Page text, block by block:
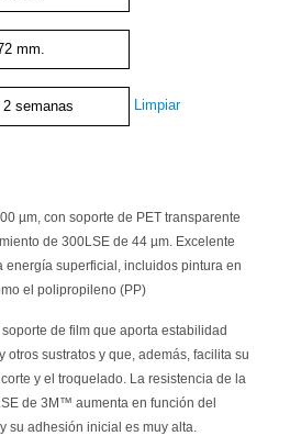
Limpiar
µm, con soporte de PET transparente
de 300LSE de 44 µm. Excelente
energía superficial, incluidos pintura en
el polipropileno (PP)
de film que aporta estabilidad
otros sustratos y que, además, facilita su
y el troquelado. La resistencia de la
de 3M™ aumenta en función del
su adhesión inicial es muy alta.